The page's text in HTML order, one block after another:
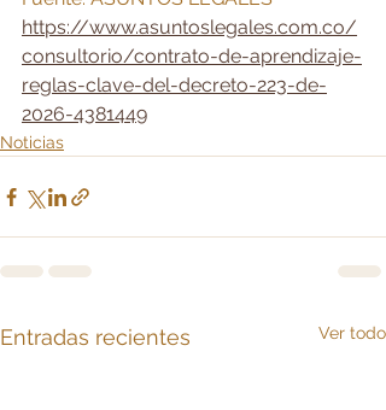
https://www.asuntoslegales.com.co/
consultorio/contrato-de-aprendizaje-
reglas-clave-del-decreto-223-de-
2026-4381449
Noticias
Entradas recientes Ver todo